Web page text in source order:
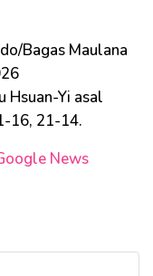
Bagas Maulana
Hsuan-Yi asal
16, 21-14.
News